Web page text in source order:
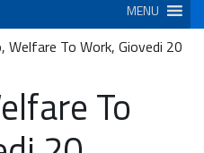
MENU
Welfare To Work, Giovedi 20
To